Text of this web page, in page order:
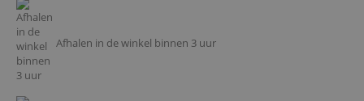
Afhalen in de winkel binnen 3 uur